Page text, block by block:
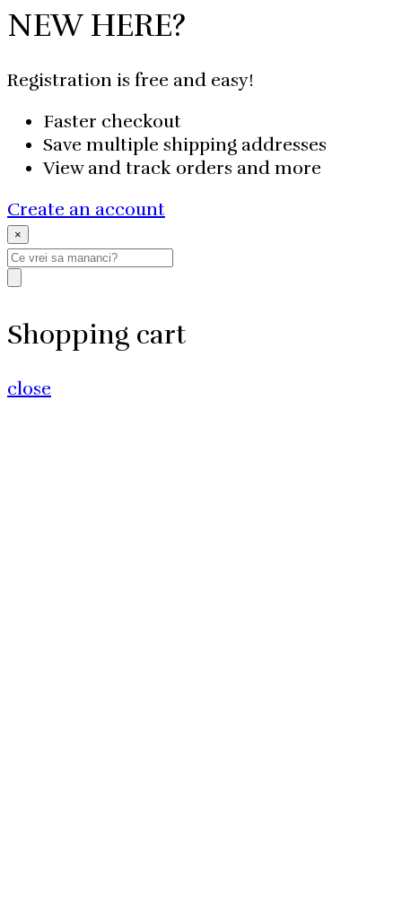
NEW HERE?
Registration is free and easy!
Faster checkout
Save multiple shipping addresses
View and track orders and more
Create an account
×
Search
for:
Shopping cart
close